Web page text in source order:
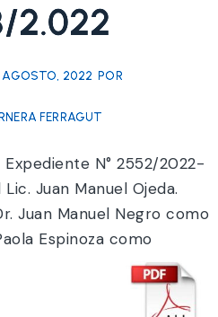
2.022
AGOSTO, 2022 POR
FERRAGUT
Expediente N° 2552/2022-
Juan Manuel Ojeda.
Juan Manuel Negro como
Espinoza como